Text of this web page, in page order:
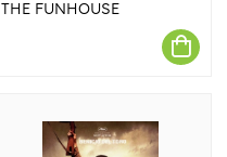
THE FUNHOUSE